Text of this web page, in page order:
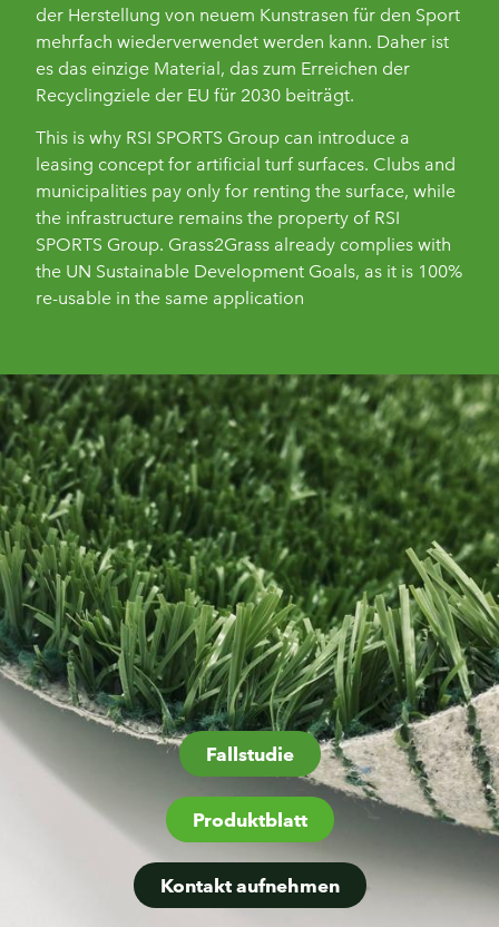
der Herstellung von neuem Kunstrasen für den Sport
mehrfach wiederverwendet werden kann. Daher ist
es das einzige Material, das zum Erreichen der
Recyclingziele der EU für 2030 beiträgt.
This is why RSI SPORTS Group can introduce a
leasing concept for artificial turf surfaces. Clubs and
municipalities pay only for renting the surface, while
the infrastructure remains the property of RSI
SPORTS Group. Grass2Grass already complies with
the UN Sustainable Development Goals, as it is 100%
re-usable in the same application
Fallstudie
Produktblatt
Kontakt aufnehmen